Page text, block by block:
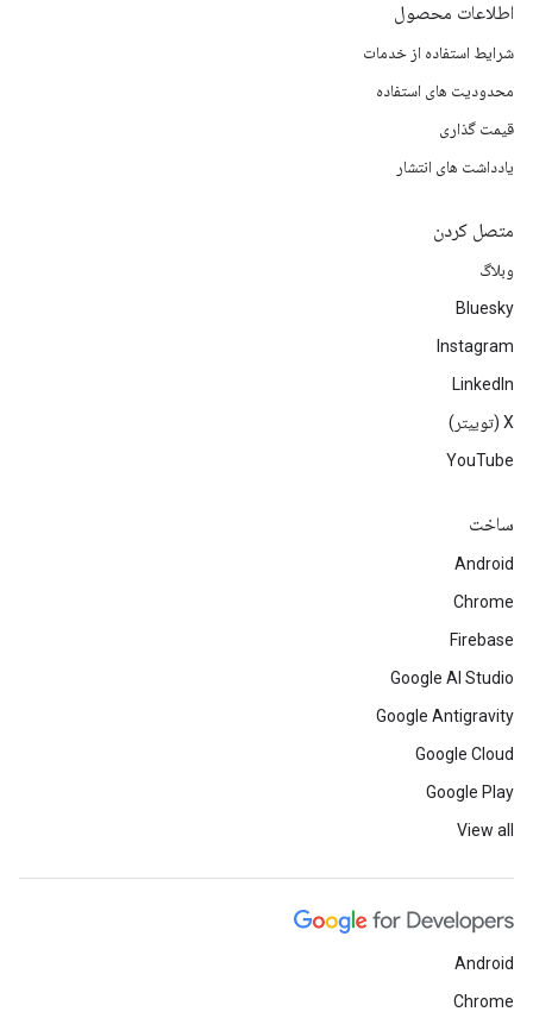
اطلاعات محصول
شرایط استفاده از خدمات
محدودیت های استفاده
قیمت گذاری
یادداشت های انتشار
متصل کردن
وبلاگ
Bluesky
Instagram
LinkedIn
‫X (توییتر)
YouTube
ساخت
Android
Chrome
Firebase
Google AI Studio
Google Antigravity
Google Cloud
Google Play
View all
Android
Chrome